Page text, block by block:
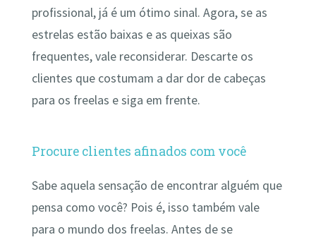
profissional, já é um ótimo sinal. Agora, se as
estrelas estão baixas e as queixas são
frequentes, vale reconsiderar. Descarte os
clientes que costumam a dar dor de cabeças
para os freelas e siga em frente.
Procure clientes afinados com você
Sabe aquela sensação de encontrar alguém que
pensa como você? Pois é, isso também vale
para o mundo dos freelas. Antes de se